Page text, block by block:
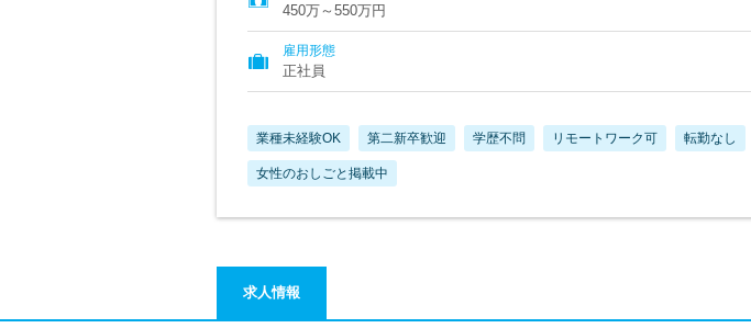
450万～550万円
雇用形態
正社員
業種未経験OK 第二新卒歓迎 学歴不問 リモートワーク可 転勤なし
女性のおしごと掲載中
求人情報